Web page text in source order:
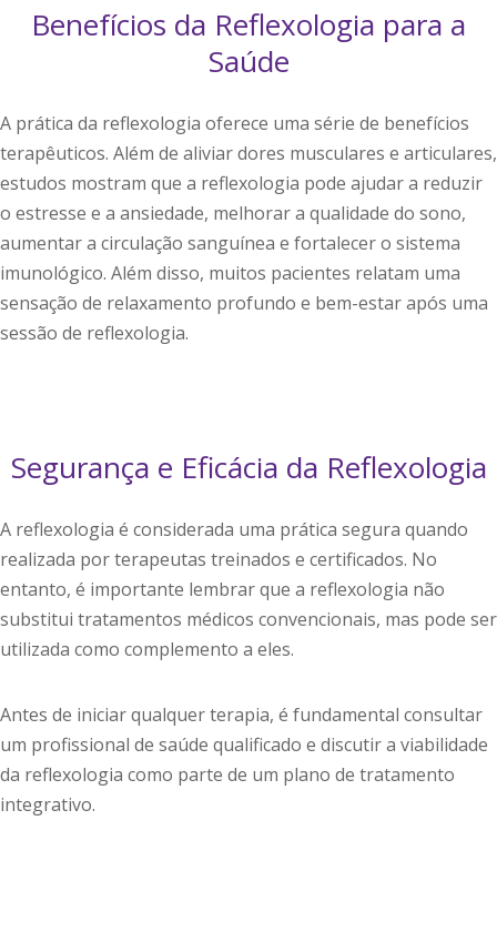
Benefícios da Reflexologia para a
Saúde
A prática da reflexologia oferece uma série de benefícios
terapêuticos. Além de aliviar dores musculares e articulares,
estudos mostram que a reflexologia pode ajudar a reduzir
o estresse e a ansiedade, melhorar a qualidade do sono,
aumentar a circulação sanguínea e fortalecer o sistema
imunológico. Além disso, muitos pacientes relatam uma
sensação de relaxamento profundo e bem-estar após uma
sessão de reflexologia.
Segurança e Eficácia da Reflexologia
A reflexologia é considerada uma prática segura quando
realizada por terapeutas treinados e certificados. No
entanto, é importante lembrar que a reflexologia não
substitui tratamentos médicos convencionais, mas pode ser
utilizada como complemento a eles.
Antes de iniciar qualquer terapia, é fundamental consultar
um profissional de saúde qualificado e discutir a viabilidade
da reflexologia como parte de um plano de tratamento
integrativo.